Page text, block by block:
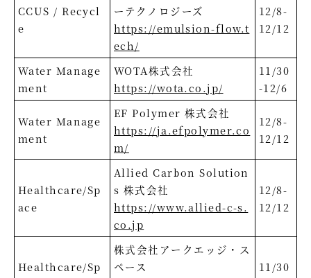
CCUS / Recycl
e
ーテクノロジーズ
https://emulsion-flow.t
ech/
12/8-
12/12
Water Manage
ment
WOTA株式会社
https://wota.co.jp/
11/30
-12/6
Water Manage
ment
EF Polymer 株式会社
https://ja.efpolymer.co
m/
12/8-
12/12
Healthcare/Sp
ace
Allied Carbon Solution
s 株式会社
https://www.allied-c-s.
co.jp
12/8-
12/12
Healthcare/Sp
株式会社アークエッジ・ス
ペース
11/30